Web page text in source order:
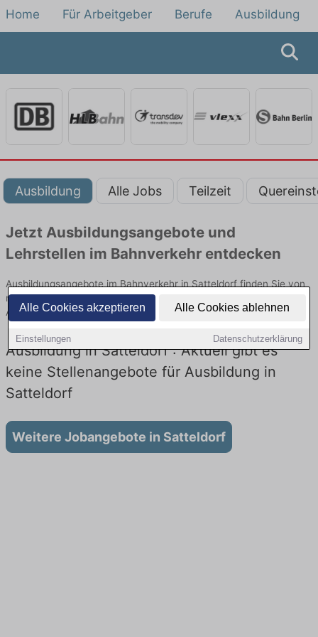
Alle Cookies akzeptieren Alle Cookies ablehnen
Einstellungen Datenschutzerklärung
Home Für Arbeitgeber Berufe Ausbildung
Ausbildung Alle Jobs Teilzeit
Jetzt Ausbildungsangebote und
Lehrstellen im Bahnverkehr entdecken
Ausbildungsangebote im Bahnverkehr in Satteldorf finden Sie von
namhaften Firmen. Entdecken Sie freie Optionen von Top-
Arbeitgebern und bewerben Sie sich noch heute.
Ausbildung in Satteldorf : Aktuell gibt es
keine Stellenangebote für Ausbildung in
Satteldorf
Weitere Jobangebote in Satteldorf